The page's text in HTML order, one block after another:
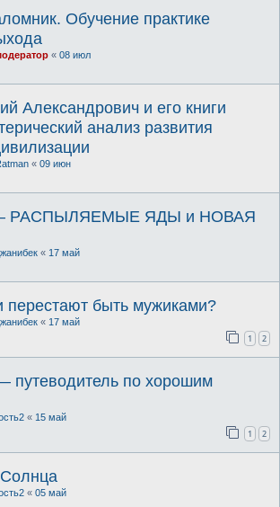
Обучение практике
« 08 июл
Александрович и его книги
анализ развития
« 09 июн
РАСПЫЛЯЕМЫЕ ЯДЫ и НОВАЯ
« 17 май
перестают быть мужиками?
« 17 май
1 2
путеводитель по хорошим
« 15 май
1 2
« 05 май